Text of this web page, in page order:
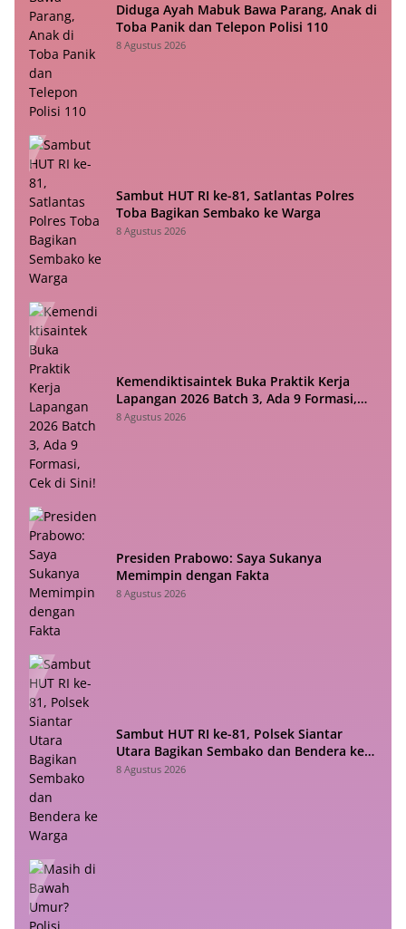
Diduga Ayah Mabuk Bawa Parang, Anak di
Toba Panik dan Telepon Polisi 110
8 Agustus 2026
Sambut HUT RI ke-81, Satlantas Polres
Toba Bagikan Sembako ke Warga
8 Agustus 2026
Kemendiktisaintek Buka Praktik Kerja
Lapangan 2026 Batch 3, Ada 9 Formasi,
Cek di Sini!
8 Agustus 2026
Presiden Prabowo: Saya Sukanya
Memimpin dengan Fakta
8 Agustus 2026
Sambut HUT RI ke-81, Polsek Siantar
Utara Bagikan Sembako dan Bendera ke
Warga
8 Agustus 2026